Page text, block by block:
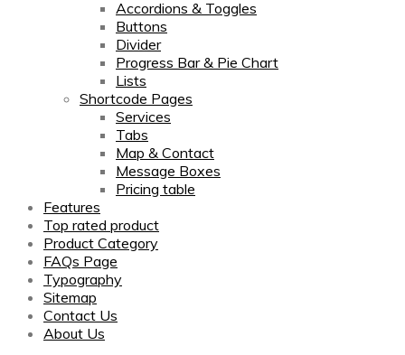
Accordions & Toggles
Buttons
Divider
Progress Bar & Pie Chart
Lists
Shortcode Pages
Services
Tabs
Map & Contact
Message Boxes
Pricing table
Features
Top rated product
Product Category
FAQs Page
Typography
Sitemap
Contact Us
About Us